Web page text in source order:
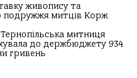
живопису та
подружжя митців Корж
митниця
до держбюджету 934
гривень